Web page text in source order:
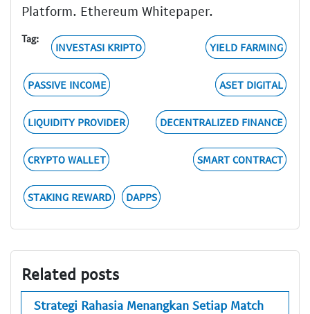
Platform. Ethereum Whitepaper.
Tag:
INVESTASI KRIPTO YIELD FARMING
PASSIVE INCOME ASET DIGITAL
LIQUIDITY PROVIDER DECENTRALIZED FINANCE
CRYPTO WALLET SMART CONTRACT
STAKING REWARD DAPPS
Related posts
Strategi Rahasia Menangkan Setiap Match